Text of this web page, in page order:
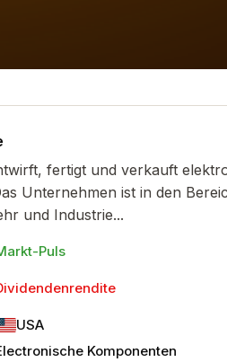
fertigt und verkauft
Unternehmen ist in den
und Industrie...
Puls
USA
Komponenten